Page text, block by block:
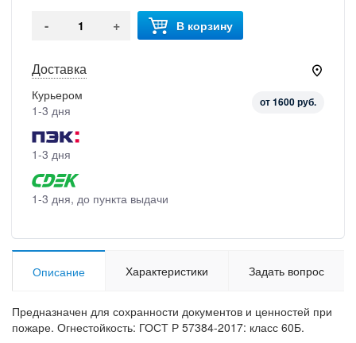
- + В корзину
Доставка
Курьером
1-3 дня
от 1600 руб.
1-3 дня
1-3 дня, до пункта выдачи
Описание Характеристики Задать вопрос
Предназначен для сохранности документов и ценностей при
пожаре. Огнестойкость: ГОСТ Р 57384-2017: класс 60Б.